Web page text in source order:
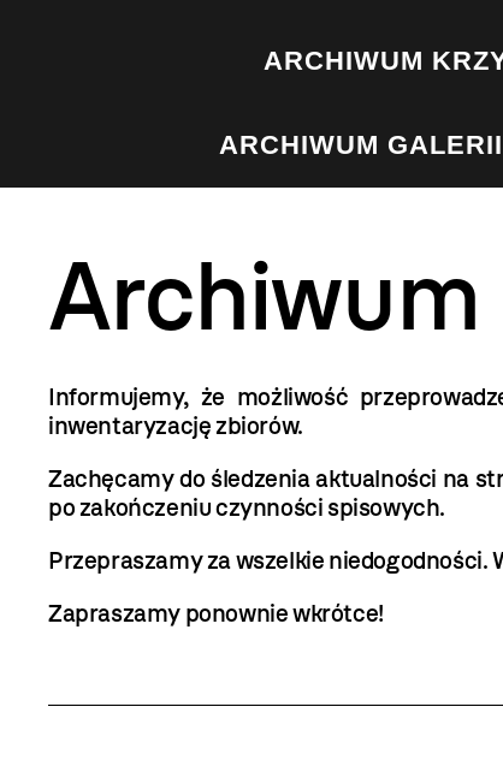
ARCHIWUM
ARCHIWUM
Archiwum
Informujemy, że możliwość
inwentaryzację zbiorów.
Zachęcamy do śledzenia aktualności na
po zakończeniu czynności spisowych.
Przepraszamy za wszelkie
Zapraszamy ponownie wkrótce!